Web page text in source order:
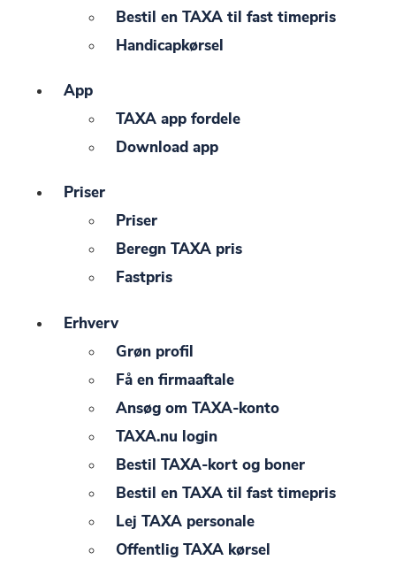
Bestil en TAXA til fast timepris
Handicapkørsel
App
TAXA app fordele
Download app
Priser
Priser
Beregn TAXA pris
Fastpris
Erhverv
Grøn profil
Få en firmaaftale
Ansøg om TAXA-konto
TAXA.nu login
Bestil TAXA-kort og boner
Bestil en TAXA til fast timepris
Lej TAXA personale
Offentlig TAXA kørsel